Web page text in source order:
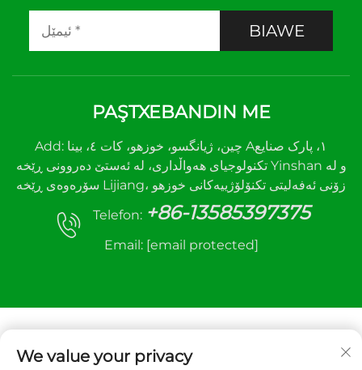
BIAWE
PAŞTXEBANDIN ME
Add: چین، ژیانگسو، خوزهو، کات ٤، بینا A١، پارک صنایع
تکنولوجیای هەواڵداری، لە ئەستێ دەروونی ڕێخە Yinshan و لە
سۆرەوەی ڕێخە Lijiang، زۆنی ئەفەلیتی تکنۆلۆژییەکانی خوزهو
Telefon: +86-13585397375
Email: [email protected]
We value your privacy